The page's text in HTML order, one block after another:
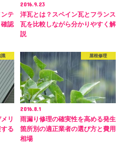
テ
確認
2016.9.23
洋瓦とは？スペイン瓦とフランス
瓦を比較しながら分かりやすく解
説
識
リ
る
屋根修理
2016.8.1
雨漏り修理の確実性を高める発生
箇所別の適正業者の選び方と費用
相場